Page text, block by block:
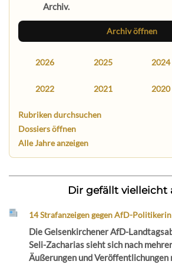
Archiv.
Archiv öffnen
2026 2025 2024
2022 2021 2020
Rubriken durchsuchen
Dossiers öffnen
Alle Jahre anzeigen
Dir gefällt vielleicht
14 Strafanzeigen gegen AfD-
Die Gelsenkirchener AfD-
Seli-Zacharias sieht sich nach
Äußerungen und Veröffentlichungen